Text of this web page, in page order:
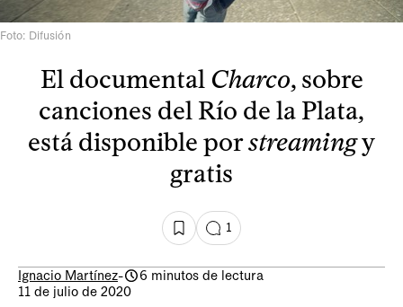
Foto: Difusión
El documental Charco, sobre
canciones del Río de la Plata,
está disponible porstreamingy
gratis
1
Ignacio Martínez-
6 minutos de lectura
11 de julio de 2020